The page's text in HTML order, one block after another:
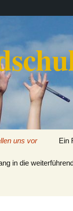
uns vor Ein
Der
in die